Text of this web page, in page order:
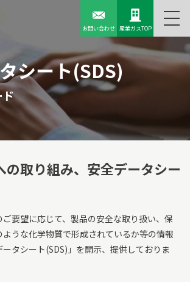
お問い合わせ 産業ガスTOP
シート(SDS)
ド
取り組み、 安全データシー
要望に応じて、製品の安全な取り扱い、保
うな化学物質で形成されているか等の情報
タシート(SDS)」を開示、提供しておりま